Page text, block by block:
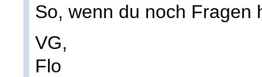
So, wenn du noch Fragen
VG,
Flo